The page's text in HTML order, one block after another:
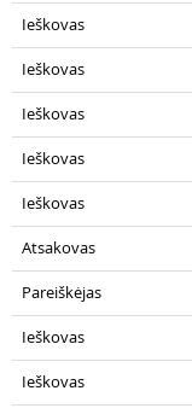
Ieškovas
Ieškovas
Ieškovas
Ieškovas
Ieškovas
Atsakovas
Pareiškėjas
Ieškovas
Ieškovas